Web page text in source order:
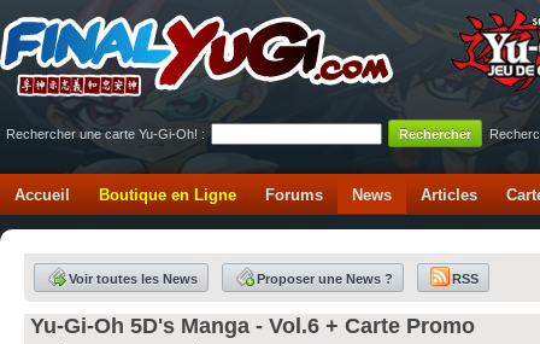
Rechercher une carte Yu-Gi-Oh! :
Accueil Boutique en Ligne Forums News Articles
Voir toutes les News Proposer une News ? RSS
Yu-Gi-Oh 5D's Manga - Vol.6 + Carte Promo